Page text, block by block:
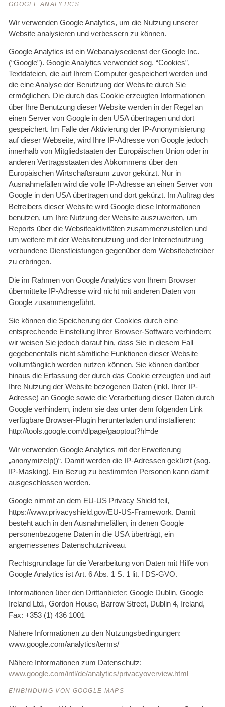
GOOGLE ANALYTICS
Wir verwenden Google Analytics, um die Nutzung unserer
Website analysieren und verbessern zu können.
Google Analytics ist ein Webanalysedienst der Google Inc.
(“Google”). Google Analytics verwendet sog. “Cookies”,
Textdateien, die auf Ihrem Computer gespeichert werden und
die eine Analyse der Benutzung der Website durch Sie
ermöglichen. Die durch das Cookie erzeugten Informationen
über Ihre Benutzung dieser Website werden in der Regel an
einen Server von Google in den USA übertragen und dort
gespeichert. Im Falle der Aktivierung der IP-Anonymisierung
auf dieser Webseite, wird Ihre IP-Adresse von Google jedoch
innerhalb von Mitgliedstaaten der Europäischen Union oder in
anderen Vertragsstaaten des Abkommens über den
Europäischen Wirtschaftsraum zuvor gekürzt. Nur in
Ausnahmefällen wird die volle IP-Adresse an einen Server von
Google in den USA übertragen und dort gekürzt. Im Auftrag des
Betreibers dieser Website wird Google diese Informationen
benutzen, um Ihre Nutzung der Website auszuwerten, um
Reports über die Websiteaktivitäten zusammenzustellen und
um weitere mit der Websitenutzung und der Internetnutzung
verbundene Dienstleistungen gegenüber dem Websitebetreiber
zu erbringen.
Die im Rahmen von Google Analytics von Ihrem Browser
übermittelte IP-Adresse wird nicht mit anderen Daten von
Google zusammengeführt.
Sie können die Speicherung der Cookies durch eine
entsprechende Einstellung Ihrer Browser-Software verhindern;
wir weisen Sie jedoch darauf hin, dass Sie in diesem Fall
gegebenenfalls nicht sämtliche Funktionen dieser Website
vollumfänglich werden nutzen können. Sie können darüber
hinaus die Erfassung der durch das Cookie erzeugten und auf
Ihre Nutzung der Website bezogenen Daten (inkl. Ihrer IP-
Adresse) an Google sowie die Verarbeitung dieser Daten durch
Google verhindern, indem sie das unter dem folgenden Link
verfügbare Browser-Plugin herunterladen und installieren:
http://tools.google.com/dlpage/gaoptout?hl=de
Wir verwenden Google Analytics mit der Erweiterung
„anonymizeIp()“. Damit werden die IP-Adressen gekürzt (sog.
IP-Masking). Ein Bezug zu bestimmten Personen kann damit
ausgeschlossen werden.
Google nimmt an dem EU-US Privacy Shield teil,
https://www.privacyshield.gov/EU-US-Framework. Damit
besteht auch in den Ausnahmefällen, in denen Google
personenbezogene Daten in die USA überträgt, ein
angemessenes Datenschutzniveau.
Rechtsgrundlage für die Verarbeitung von Daten mit Hilfe von
Google Analytics ist Art. 6 Abs. 1 S. 1 lit. f DS-GVO.
Informationen über den Drittanbieter: Google Dublin, Google
Ireland Ltd., Gordon House, Barrow Street, Dublin 4, Ireland,
Fax: +353 (1) 436 1001
Nähere Informationen zu den Nutzungsbedingungen:
www.google.com/analytics/terms/
Nähere Informationen zum Datenschutz:
www.google.com/intl/de/analytics/privacyoverview.html
EINBINDUNG VON GOOGLE MAPS